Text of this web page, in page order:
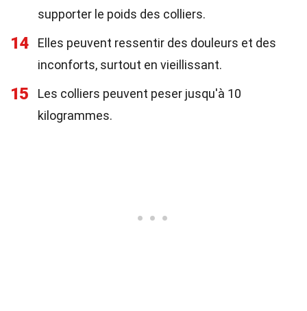
supporter le poids des colliers.
14
Elles peuvent ressentir des douleurs et des
inconforts, surtout en vieillissant.
15
Les colliers peuvent peser jusqu'à 10
kilogrammes.